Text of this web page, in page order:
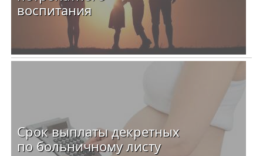
воспитания
Срок выплаты декретных
по больничному листу